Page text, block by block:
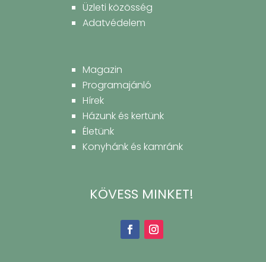
Üzleti közösség
Adatvédelem
Magazin
Programajánló
Hírek
Házunk és kertünk
Életünk
Konyhánk és kamránk
KÖVESS MINKET!